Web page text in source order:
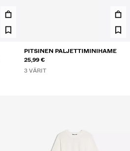
PITSINEN PALJETTIMINIHAME
25,99 €
3 VÄRIT